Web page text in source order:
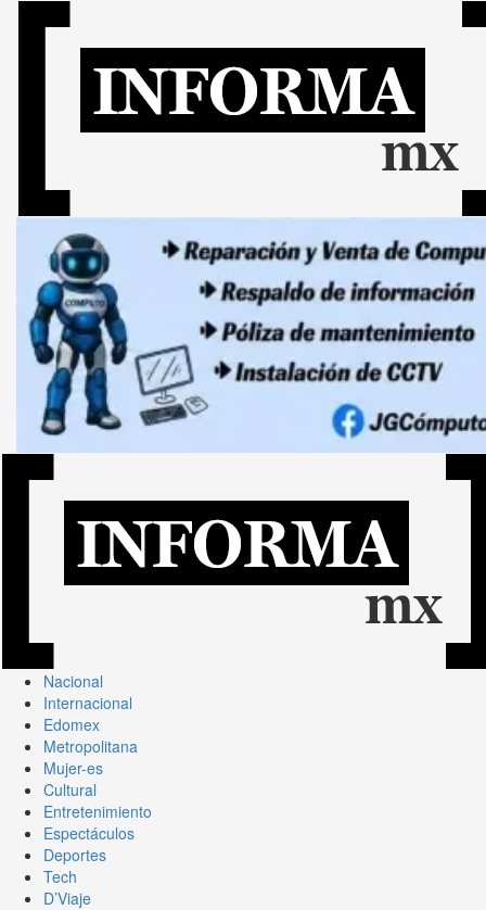
Nacional
Internacional
Edomex
Metropolitana
Mujer-es
Cultural
Entretenimiento
Espectáculos
Deportes
Tech
D’Viaje